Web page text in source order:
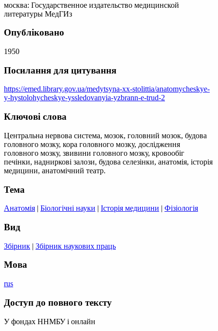
москва: Государственное издательство медицинской
литературы МедГИз
Опубліковано
1950
Посилання для цитування
https://emed.library.gov.ua/medytsyna-xx-stolittia/anatomycheskye-
y-hystolohycheskye-yssledovanyia-yzbrann-e-trud-2
Ключові слова
Центральна нервова система, мозок, головний мозок, будова
головного мозку, кора головного мозку, дослідження
головного мозку, звивини головного мозку, кровообіг
печінки, надниркові залози, будова селезінки, анатомія, історія
медицини, анатомічний театр.
Тема
Анатомія | Біологічні науки | Історія медицини | Фізіологія
Вид
Збірник | Збірник наукових праць
Мова
rus
Доступ до повного тексту
У фондах ННМБУ і онлайн